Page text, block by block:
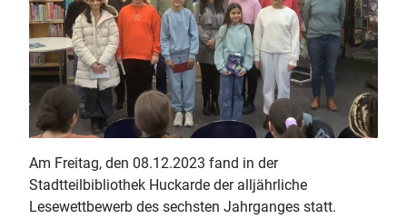
Am Freitag, den 08.12.2023 fand in der
Stadtteilbibliothek Huckarde der alljährliche
Lesewettbewerb des sechsten Jahrganges statt.